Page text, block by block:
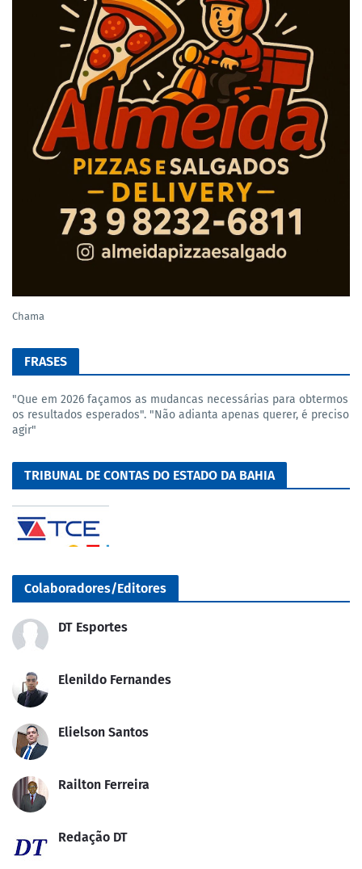
Chama
FRASES
"Que em 2026 façamos as mudancas necessárias para obtermos
os resultados esperados". "Não adianta apenas querer, é preciso
agir"
TRIBUNAL DE CONTAS DO ESTADO DA BAHIA
Colaboradores/Editores
DT Esportes
Elenildo Fernandes
Elielson Santos
Railton Ferreira
Redação DT